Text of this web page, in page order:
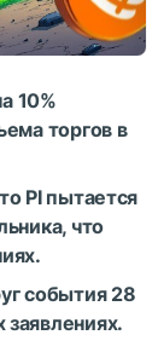
10%
торгов в
PI пытается
что
события 28